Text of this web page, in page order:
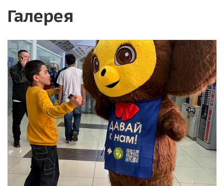
Галерея